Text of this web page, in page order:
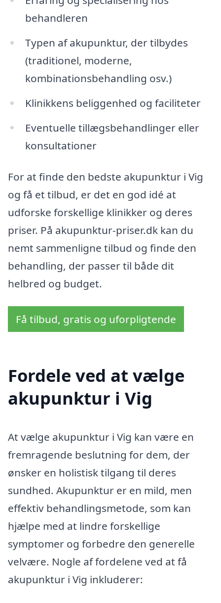
behandleren
Typen af akupunktur, der tilbydes
(traditionel, moderne,
kombinationsbehandling osv.)
Klinikkens beliggenhed og faciliteter
Eventuelle tillægsbehandlinger eller
konsultationer
For at finde den bedste akupunktur i Vig
og få et tilbud, er det en god idé at
udforske forskellige klinikker og deres
priser. På akupunktur-priser.dk kan du
nemt sammenligne tilbud og finde den
behandling, der passer til både dit
helbred og budget.
Få tilbud, gratis og uforpligtende
Fordele ved at vælge
akupunktur i Vig
At vælge akupunktur i Vig kan være en
fremragende beslutning for dem, der
ønsker en holistisk tilgang til deres
sundhed. Akupunktur er en mild, men
effektiv behandlingsmetode, som kan
hjælpe med at lindre forskellige
symptomer og forbedre den generelle
velvære. Nogle af fordelene ved at få
akupunktur i Vig inkluderer: